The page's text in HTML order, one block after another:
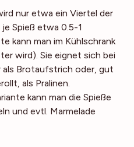
nur etwa ein Viertel der
Spieß etwa 0.5-1
kann man im Kühlschrank
wird). Sie eignet sich bei
als Brotaufstrich oder, gut
als Pralinen.
kann man die Spieße
und evtl. Marmelade